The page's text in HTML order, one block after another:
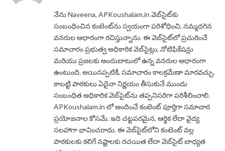
నేను Naveena, APKoushalam.in వెబ్‌సైట్‌కు
సంబంధించిన కంటెంట్‌ను స్వయంగా పరిశోధించి, నమ్మదగిన
వనరుల ఆధారంగా రచిస్తున్నాను. ఈ వెబ్‌సైట్‌లో ప్రచురించే
సమాచారం ప్రభుత్వ అధికారిక వెబ్‌సైట్లు, నోటిఫికేషన్లు
మరియు ప్రజలకు అందుబాటులో ఉన్న వనరుల ఆధారంగా
ఉంటుంది. అయినప్పటికీ, సమాచారం కాలక్రమేణా మారవచ్చు.
కాబట్టి పాఠకులు ఏదైనా నిర్ణయం తీసుకునే ముందు
సంబంధిత అధికారిక వెబ్‌సైట్‌ను తప్పనిసరిగా పరిశీలించాలి.
APKoushalam.in లో అందించే కంటెంట్ పూర్తిగా సమాచార
ప్రయోజనాల కోసమే. ఇది చట్టపరమైన, ఆర్థిక లేదా వైద్య
సలహాగా భావించరాదు. ఈ వెబ్‌సైట్‌లోని కంటెంట్ వల్ల
పాఠకులకు కలిగే నష్టాలకు రచయిత లేదా వెబ్‌సైట్ బాధ్యత